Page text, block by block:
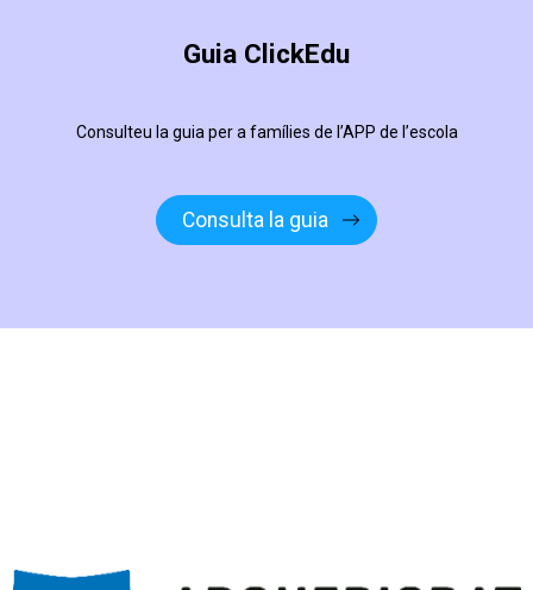
Guia ClickEdu
Consulteu la guia per a famílies de l’APP de l’escola
Consulta la guia